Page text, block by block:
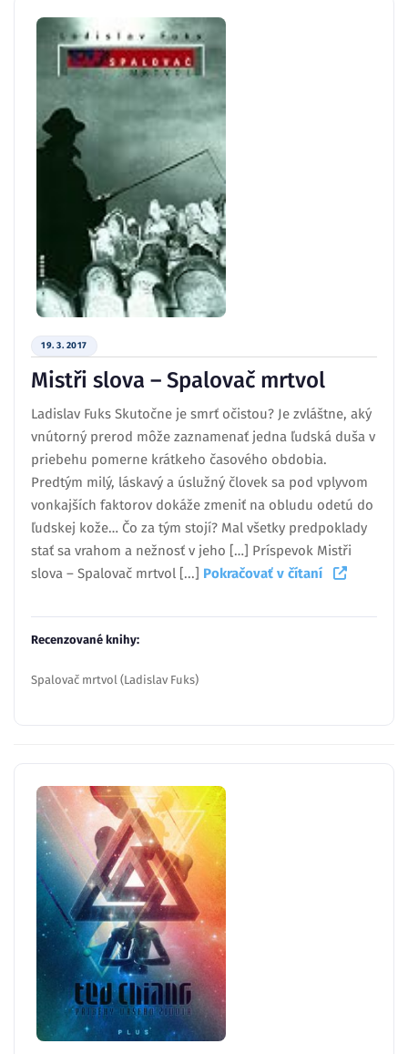
19. 3. 2017
Mistři slova – Spalovač mrtvol
Ladislav Fuks Skutočne je smrť očistou? Je zvláštne, aký
vnútorný prerod môže zaznamenať jedna ľudská duša v
priebehu pomerne krátkeho časového obdobia.
Predtým milý, láskavý a úslužný človek sa pod vplyvom
vonkajších faktorov dokáže zmeniť na obludu odetú do
ľudskej kože… Čo za tým stojí? Mal všetky predpoklady
stať sa vrahom a nežnosť v jeho […] Príspevok Mistři
slova – Spalovač mrtvol [...] Pokračovať v čítaní
Recenzované knihy:
Spalovač mrtvol (Ladislav Fuks)